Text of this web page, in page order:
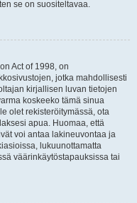
se on suositeltavaa.
Act of 1998, on
jotka mahdollisesti
kirjallisen luvan tietojen
koskeeko tämä sinua
olet rekisteröitymässä, ota
apua. Huomaa, että
voi antaa lakineuvontaa ja
lukuunottamatta
väärinkäytöstapauksissa tai